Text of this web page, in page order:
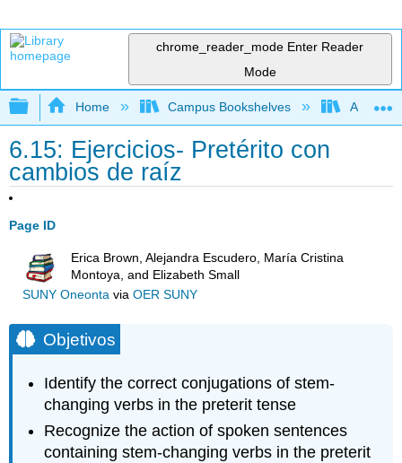
chrome_reader_mode Enter Reader
Mode
Expand/collapse global hierarchy
Home Campus Bookshelves
6.15: Ejercicios- Pretérito con
cambios de raíz
Page ID
Erica Brown, Alejandra Escudero, María Cristina
Montoya, and Elizabeth Small
SUNY Oneontavia OER SUNY
Objetivos
Identify the correct conjugations of stem-
changing verbs in the preterit tense
Recognize the action of spoken sentences
containing stem-changing verbs in the preterit